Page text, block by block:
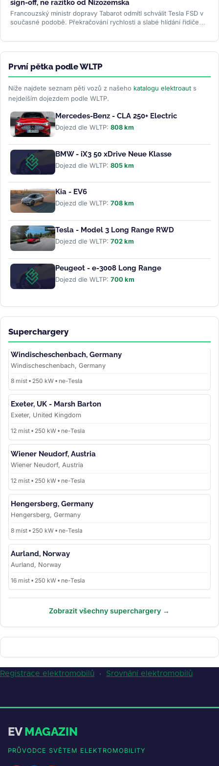
sign-off, ne razítko od Nizozemska
Francouzský ministr dopravy Tabarot odmítl schválit Tesla FSD v
současné podobě. Překračování rychlosti a slabé hlídání řidiče
První pětka podle WLTP
Níže najdete seznam pěti vozů z našeho katalogu elektroaut s
nejdelším dojezdem podle WLTP.
Mercedes-Benz - CLA 250+ Electric
Dojezd dle WLTP: 808 km
BMW - iX3 50 xDrive Neue Klasse
Dojezd dle WLTP: 805 km
Kia - EV6
Dojezd dle WLTP: 708 km
Tesla - Model 3 Long Range RWD
Dojezd dle WLTP: 702 km
Peugeot - e-3008 Long Range
Dojezd dle WLTP: 700 km
Superchargery
Windischeschenbach, Germany
Windischeschenbach, Germany
8 míst • 250 kW • ne-Tesla
Exeter, UK - Marsh Barton
Exeter, United Kingdom
12 míst • 250 kW • ne-Tesla
Wiener Neudorf, Austria
Wiener Neudorf, Austria
12 míst • 250 kW • ne-Tesla
Hengersberg, Germany
Hengersberg, Germany
8 míst • 250 kW • ne-Tesla
Aurland, Norway
Aurland, Norway
16 míst • 250 kW • ne-Tesla
Zobrazit všechny superchargery →
Registrace elektromobilů · Srovnání elektromobilů
EVMAGAZIN
PRŮVODCE SVĚTEM ELEKTROMOBILITY